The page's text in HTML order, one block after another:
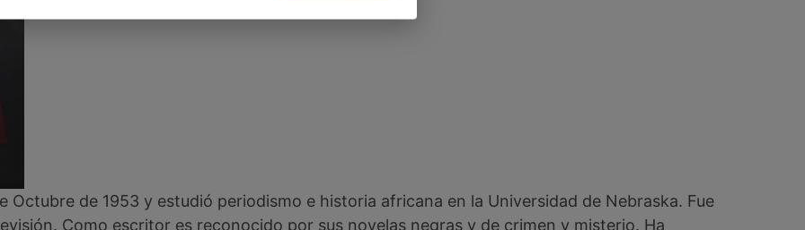
Octubre de 1953 y estudió periodismo e historia africana en la Universidad de Nebraska. Fue
Como escritor es reconocido por sus novelas negras y de crimen y misterio. Ha